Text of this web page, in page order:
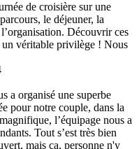
de croisière sur une
le déjeuner, la
Découvrir ces
un véritable privilège ! Nous
a organisé une superbe
pour notre couple, dans la
l’équipage nous a
Tout s’est très bien
mais ça, personne n'y